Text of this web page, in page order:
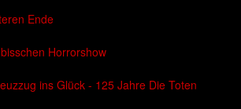
Ende
Horrorshow
ins Glück - 125 Jahre Die Toten